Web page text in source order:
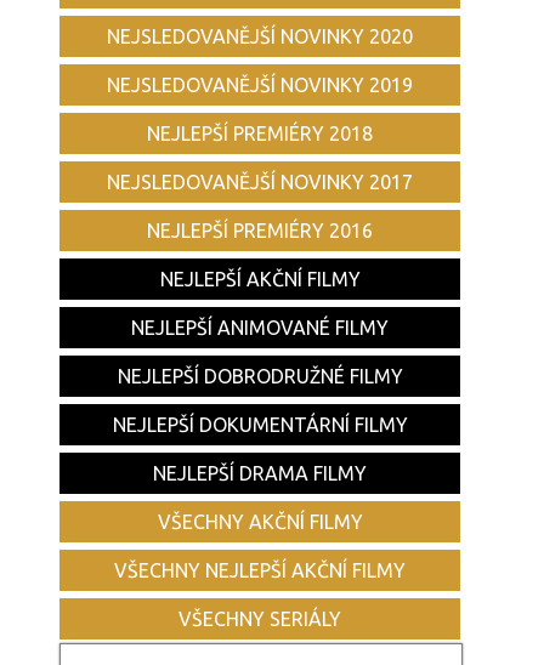
NEJSLEDOVANĚJŠÍ NOVINKY 2020
NEJSLEDOVANĚJŠÍ NOVINKY 2019
NEJLEPŠÍ PREMIÉRY 2018
NEJSLEDOVANĚJŠÍ NOVINKY 2017
NEJLEPŠÍ PREMIÉRY 2016
NEJLEPŠÍ AKČNÍ FILMY
NEJLEPŠÍ ANIMOVANÉ FILMY
NEJLEPŠÍ DOBRODRUŽNÉ FILMY
NEJLEPŠÍ DOKUMENTÁRNÍ FILMY
NEJLEPŠÍ DRAMA FILMY
VŠECHNY AKČNÍ FILMY
VŠECHNY NEJLEPŠÍ AKČNÍ FILMY
VŠECHNY SERIÁLY